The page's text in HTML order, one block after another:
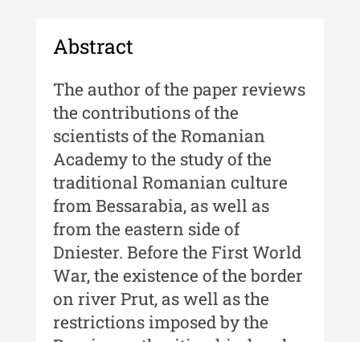
de Istorie a Moldovei
Muzeului de Istorie a Moldovei -
XXIV / 2018
Buletinul ”Ioan Neculce” al
Muzeului de Istorie a Moldovei -
XXIII / 2017
Buletinul ”Ioan Neculce” al
Muzeului de Istorie a Moldovei -
XXII / 2016
Indexul Complet
Anuarul Muzeului Etnografic al
Abstract
The author of the paper reviews
the contributions of the
scientists of the Romanian
Academy to the study of the
traditional Romanian culture
from Bessarabia, as well as
from the eastern side of
Dniester. Before the First World
War, the existence of the border
on river Prut, as well as the
restrictions imposed by the